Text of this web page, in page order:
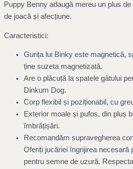
Puppy Benny adaugă mereu un plus
de joacă și afecțiune.
Caracteristici:
Gurița lui Binky este magnetică,
ține suzeta magnetizată.
Are o plăcuță la spatele gâtului
Dinkum Dog.
Corp flexibil și poziționabil, cu
Exterior moale și pufos, din pluș
îmbrățișări.
Recomandăm supravegherea
Oferiți jucăriei îngrijirea necesară
pentru semne de uzură.